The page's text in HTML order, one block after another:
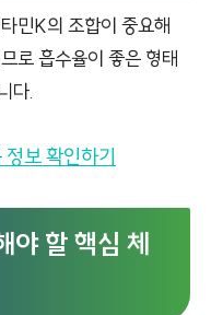
민K의 조합이 중요해
로 흡수율이 좋은 형태
다.
보 확인하기
야 할 핵심 체